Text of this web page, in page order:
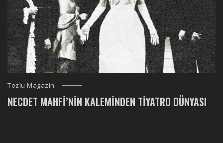
Tozlu Magazin
NECDET MAHFI’NIN KALEMINDEN TIYATRO DÜNYASI